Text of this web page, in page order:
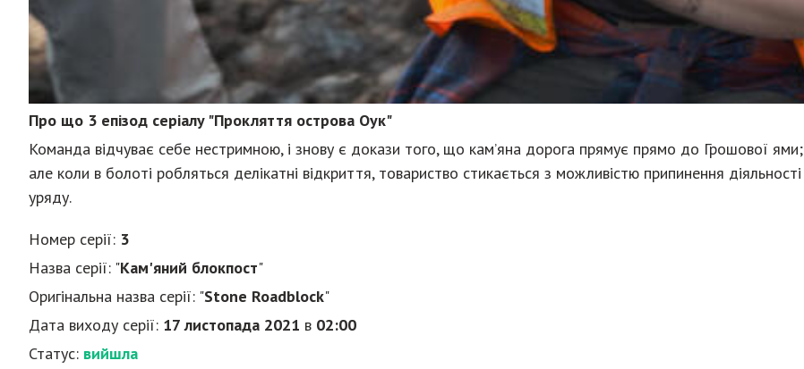
Про що 3 епізод серіалу "Прокляття острова Оук"
Команда відчуває себе нестримною, і знову є докази того, що кам’яна дорога прямує прямо до Грошової ями;
але коли в болоті робляться делікатні відкриття, товариство стикається з можливістю припинення діяльності
уряду.
Номер серії: 3
Назва серії: "Кам'яний блокпост"
Оригінальна назва серії: "Stone Roadblock"
Дата виходу серії: 17 листопада 2021 в 02:00
Статус: вийшла